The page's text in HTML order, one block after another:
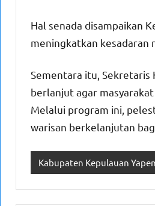
Hal senada disampaikan
meningkatkan kesadaran
Sementara itu, Sekretaris
berlanjut agar
Melalui program ini,
warisan berkelanjutan
Kabupaten Kepulauan Yapen